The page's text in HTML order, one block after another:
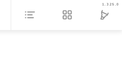
1.325.0